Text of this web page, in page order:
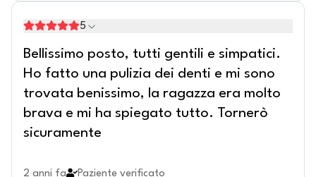
5
Bellissimo posto, tutti gentili e simpatici.
Ho fatto una pulizia dei denti e mi sono
trovata benissimo, la ragazza era molto
brava e mi ha spiegato tutto. Tornerò
sicuramente
2 anni fa
Paziente verificato